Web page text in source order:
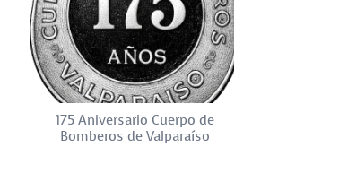
175 Aniversario Cuerpo de
Bomberos de Valparaíso